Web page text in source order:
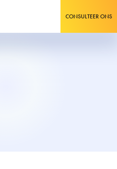
CONSULTEER ONS